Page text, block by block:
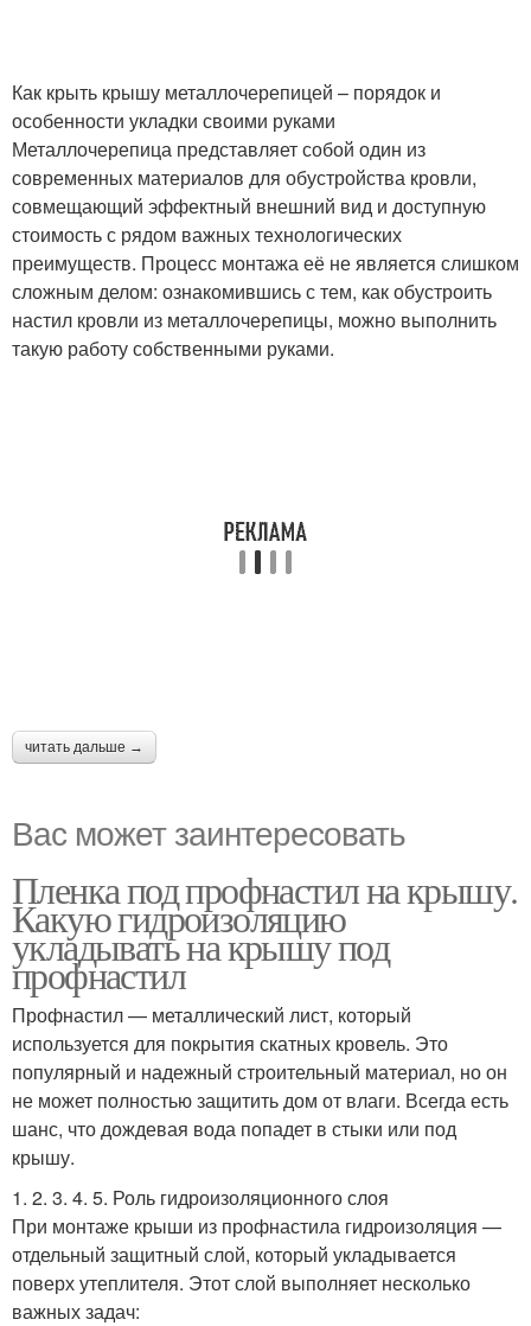
Как крыть крышу металлочерепицей – порядок и
особенности укладки своими руками
Металлочерепица представляет собой один из
современных материалов для обустройства кровли,
совмещающий эффектный внешний вид и доступную
стоимость с рядом важных технологических
преимуществ. Процесс монтажа её не является слишком
сложным делом: ознакомившись с тем, как обустроить
настил кровли из металлочерепицы, можно выполнить
такую работу собственными руками.
читать дальше →
Вас может заинтересовать
Пленка под профнастил на крышу.
Какую гидроизоляцию
укладывать на крышу под
профнастил
Профнастил — металлический лист, который
используется для покрытия скатных кровель. Это
популярный и надежный строительный материал, но он
не может полностью защитить дом от влаги. Всегда есть
шанс, что дождевая вода попадет в стыки или под
крышу.
1. 2. 3. 4. 5. Роль гидроизоляционного слоя
При монтаже крыши из профнастила гидроизоляция —
отдельный защитный слой, который укладывается
поверх утеплителя. Этот слой выполняет несколько
важных задач: